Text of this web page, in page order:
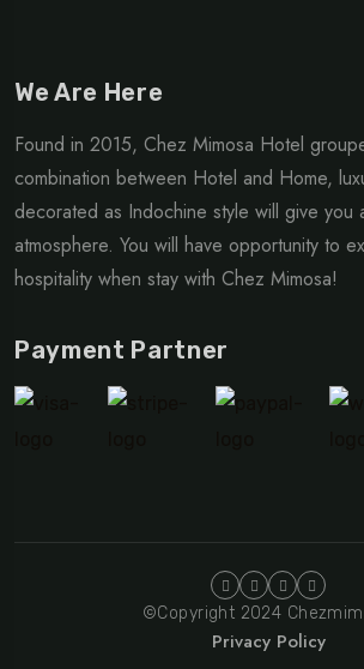
We Are Here
Found in 2015, Chez Mimosa Hotel
combination between Hotel and Home,
decorated as Indochine style will give you
atmosphere. You will have opportunity to
hospitality when stay with Chez Mimosa!
Payment Partner
©Copyright 2024
Privacy Policy